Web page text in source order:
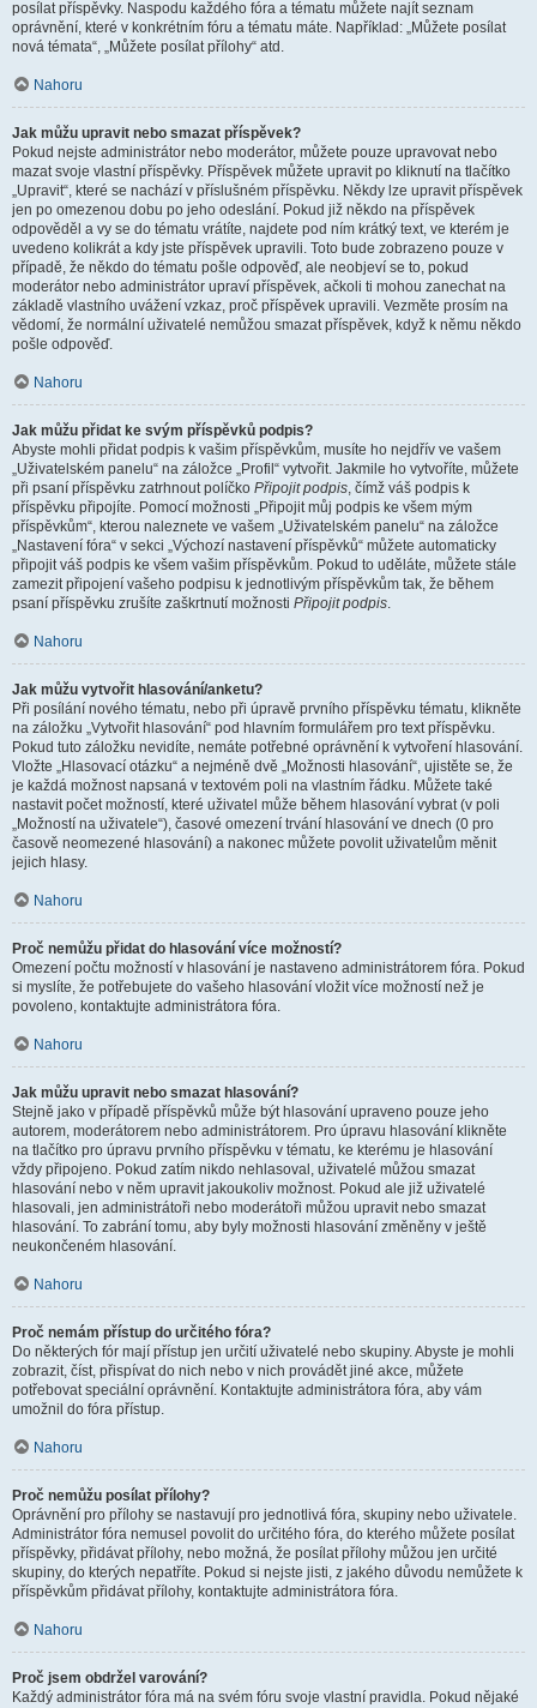
posílat příspěvky. Naspodu každého fóra a tématu můžete najít seznam
oprávnění, které v konkrétním fóru a tématu máte. Například: „Můžete posílat
nová témata“, „Můžete posílat přílohy“ atd.
Nahoru
Jak můžu upravit nebo smazat příspěvek?
Pokud nejste administrátor nebo moderátor, můžete pouze upravovat nebo
mazat svoje vlastní příspěvky. Příspěvek můžete upravit po kliknutí na tlačítko
„Upravit“, které se nachází v příslušném příspěvku. Někdy lze upravit příspěvek
jen po omezenou dobu po jeho odeslání. Pokud již někdo na příspěvek
odpověděl a vy se do tématu vrátíte, najdete pod ním krátký text, ve kterém je
uvedeno kolikrát a kdy jste příspěvek upravili. Toto bude zobrazeno pouze v
případě, že někdo do tématu pošle odpověď, ale neobjeví se to, pokud
moderátor nebo administrátor upraví příspěvek, ačkoli ti mohou zanechat na
základě vlastního uvážení vzkaz, proč příspěvek upravili. Vezměte prosím na
vědomí, že normální uživatelé nemůžou smazat příspěvek, když k němu někdo
pošle odpověď.
Nahoru
Jak můžu přidat ke svým příspěvků podpis?
Abyste mohli přidat podpis k vašim příspěvkům, musíte ho nejdřív ve vašem
„Uživatelském panelu“ na záložce „Profil“ vytvořit. Jakmile ho vytvoříte, můžete
při psaní příspěvku zatrhnout políčko Připojit podpis, čímž váš podpis k
příspěvku připojíte. Pomocí možnosti „Připojit můj podpis ke všem mým
příspěvkům“, kterou naleznete ve vašem „Uživatelském panelu“ na záložce
„Nastavení fóra“ v sekci „Výchozí nastavení příspěvků“ můžete automaticky
připojit váš podpis ke všem vašim příspěvkům. Pokud to uděláte, můžete stále
zamezit připojení vašeho podpisu k jednotlivým příspěvkům tak, že během
psaní příspěvku zrušíte zaškrtnutí možnosti Připojit podpis.
Nahoru
Jak můžu vytvořit hlasování/anketu?
Při posílání nového tématu, nebo při úpravě prvního příspěvku tématu, klikněte
na záložku „Vytvořit hlasování“ pod hlavním formulářem pro text příspěvku.
Pokud tuto záložku nevidíte, nemáte potřebné oprávnění k vytvoření hlasování.
Vložte „Hlasovací otázku“ a nejméně dvě „Možnosti hlasování“, ujistěte se, že
je každá možnost napsaná v textovém poli na vlastním řádku. Můžete také
nastavit počet možností, které uživatel může během hlasování vybrat (v poli
„Možností na uživatele“), časové omezení trvání hlasování ve dnech (0 pro
časově neomezené hlasování) a nakonec můžete povolit uživatelům měnit
jejich hlasy.
Nahoru
Proč nemůžu přidat do hlasování více možností?
Omezení počtu možností v hlasování je nastaveno administrátorem fóra. Pokud
si myslíte, že potřebujete do vašeho hlasování vložit více možností než je
povoleno, kontaktujte administrátora fóra.
Nahoru
Jak můžu upravit nebo smazat hlasování?
Stejně jako v případě příspěvků může být hlasování upraveno pouze jeho
autorem, moderátorem nebo administrátorem. Pro úpravu hlasování klikněte
na tlačítko pro úpravu prvního příspěvku v tématu, ke kterému je hlasování
vždy připojeno. Pokud zatím nikdo nehlasoval, uživatelé můžou smazat
hlasování nebo v něm upravit jakoukoliv možnost. Pokud ale již uživatelé
hlasovali, jen administrátoři nebo moderátoři můžou upravit nebo smazat
hlasování. To zabrání tomu, aby byly možnosti hlasování změněny v ještě
neukončeném hlasování.
Nahoru
Proč nemám přístup do určitého fóra?
Do některých fór mají přístup jen určití uživatelé nebo skupiny. Abyste je mohli
zobrazit, číst, přispívat do nich nebo v nich provádět jiné akce, můžete
potřebovat speciální oprávnění. Kontaktujte administrátora fóra, aby vám
umožnil do fóra přístup.
Nahoru
Proč nemůžu posílat přílohy?
Oprávnění pro přílohy se nastavují pro jednotlivá fóra, skupiny nebo uživatele.
Administrátor fóra nemusel povolit do určitého fóra, do kterého můžete posílat
příspěvky, přidávat přílohy, nebo možná, že posílat přílohy můžou jen určité
skupiny, do kterých nepatříte. Pokud si nejste jisti, z jakého důvodu nemůžete k
příspěvkům přidávat přílohy, kontaktujte administrátora fóra.
Nahoru
Proč jsem obdržel varování?
Každý administrátor fóra má na svém fóru svoje vlastní pravidla. Pokud nějaké